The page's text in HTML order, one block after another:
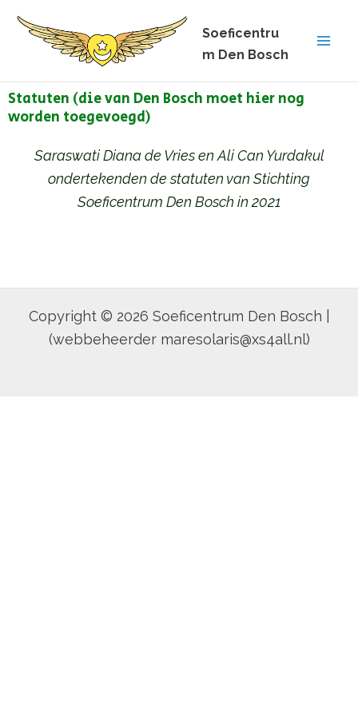
inhoud
Soeficentru
m Den Bosch
Statuten (die van Den Bosch moet hier nog
worden toegevoegd)
Saraswati Diana de Vries en Ali Can Yurdakul
ondertekenden de statuten van Stichting
Soeficentrum Den Bosch in 2021
Copyright © 2026 Soeficentrum Den Bosch |
(webbeheerder maresolaris@xs4all.nl)